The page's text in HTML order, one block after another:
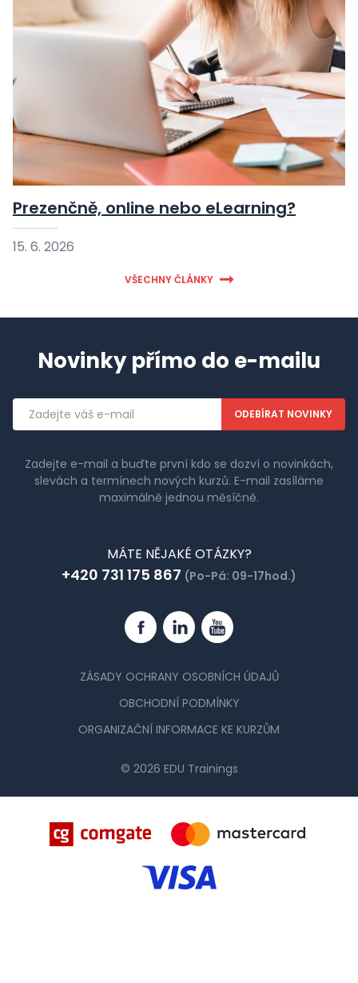
Prezenčně, online nebo eLearning?
15. 6. 2026
VŠECHNY ČLÁNKY
Novinky přímo do e-mailu
Emailová
adresa
Zadejte e-mail a buďte první kdo se dozví o novinkách,
slevách a termínech nových kurzů. E-mail zasíláme
maximálně jednou měsíčně.
MÁTE NĚJAKÉ OTÁZKY?
+420 731 175 867 (Po-Pá: 09-17hod.)
FacebookLinkedinYouTube
ZÁSADY OCHRANY OSOBNÍCH ÚDAJŮ
OBCHODNÍ PODMÍNKY
ORGANIZAČNÍ INFORMACE KE KURZŮM
© 2026 EDU Trainings